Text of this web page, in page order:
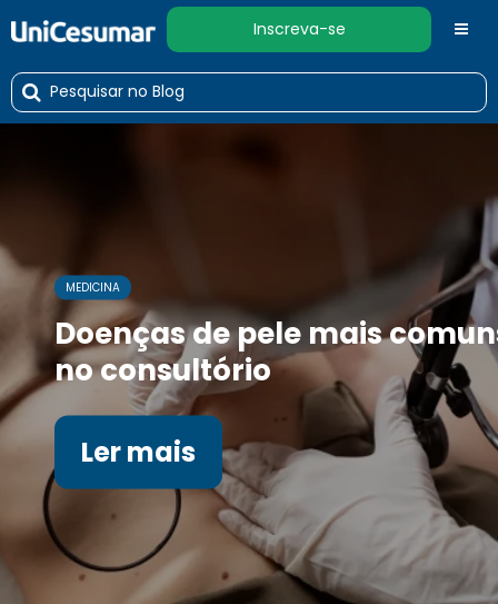
Inscreva-se
MEDICINA
Doenças de pele mais
no consultório
Ler mais